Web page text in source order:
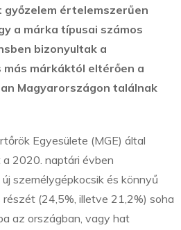
értelemszerűen
a márka típusai számos
bizonyultak a
márkáktól eltérően a
Magyarországon találnak
Egyesülete (MGE) által
2020. naptári évben
személygépkocsik és könnyű
(24,5%, illetve 21,2%) soha
az országban, vagy hat